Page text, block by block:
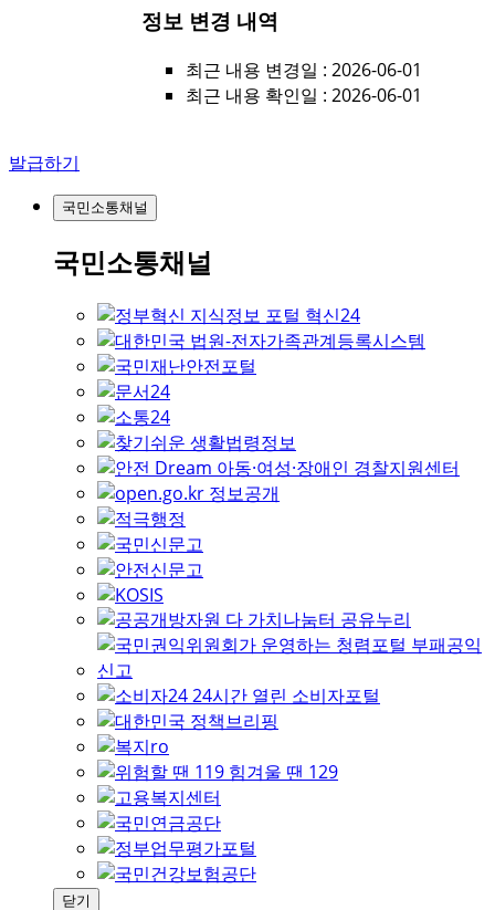
정보 변경 내역
최근 내용 변경일 : 2026-06-01
최근 내용 확인일 : 2026-06-01
발급하기
국민소통채널
국민소통채널
닫기